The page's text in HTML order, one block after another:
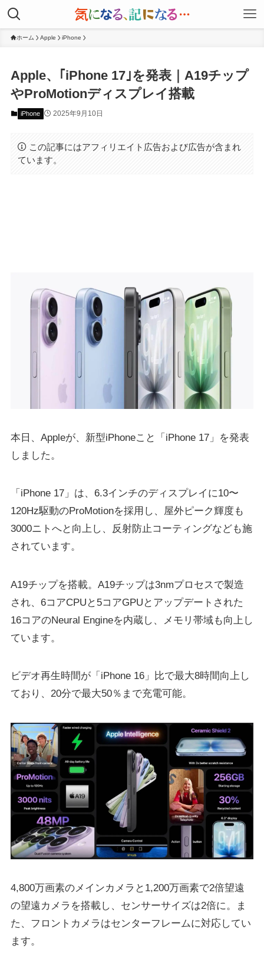
ホーム Apple iPhone
Apple、｢iPhone 17｣を発表｜A19チップ
やProMotionディスプレイ搭載
iPhone 2025年9月10日
この記事にはアフィリエイト広告および広告が含まれ
ています。
本日、Appleが、新型iPhoneこと「iPhone 17」を発表
しました。
「iPhone 17」は、6.3インチのディスプレイに10〜
120Hz駆動のProMotionを採用し、屋外ピーク輝度も
3000ニトへと向上し、反射防止コーティングなども施
されています。
A19チップを搭載。A19チップは3nmプロセスで製造
され、6コアCPUと5コアGPUとアップデートされた
16コアのNeural Engineを内蔵し、メモリ帯域も向上し
ています。
ビデオ再生時間が「iPhone 16」比で最大8時間向上し
ており、20分で最大50％まで充電可能。
4,800万画素のメインカメラと1,200万画素で2倍望遠
の望遠カメラを搭載し、センサーサイズは2倍に。ま
た、フロントカメラはセンターフレームに対応してい
ます。